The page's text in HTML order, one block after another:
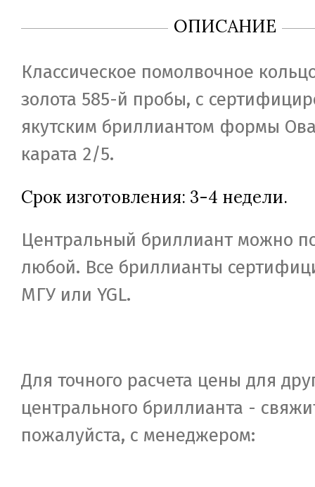
ОПИСАНИЕ
Классическое помолвочное
золота 585-й пробы, с
якутским бриллиантом формы
карата 2/5.
Срок изготовления: 3-4 недели.
Центральный бриллиант можно
любой. Все бриллианты
МГУ или YGL.
Для точного расчета цены для
центрального бриллианта -
пожалуйста, c менеджером: